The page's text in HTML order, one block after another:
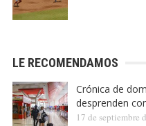
LE RECOMENDAMOS
Crónica de
desprenden
17 de septiembre